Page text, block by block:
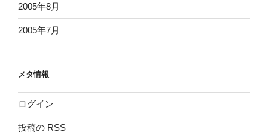
2005年8月
2005年7月
メタ情報
ログイン
投稿の RSS